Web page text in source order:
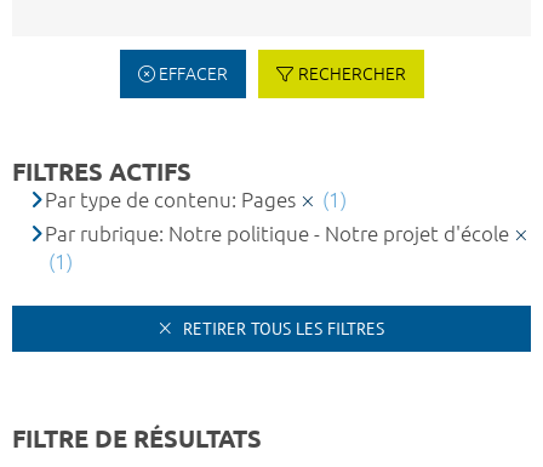
EFFACER RECHERCHER
FILTRES ACTIFS
Par type de contenu: Pages
(1)
Par rubrique: Notre politique - Notre projet d'école
(1)
RETIRER TOUS LES FILTRES
FILTRE DE RÉSULTATS